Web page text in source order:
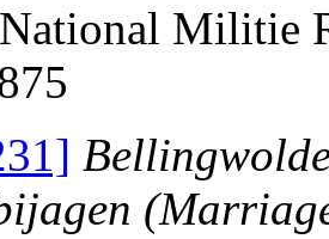
Militie